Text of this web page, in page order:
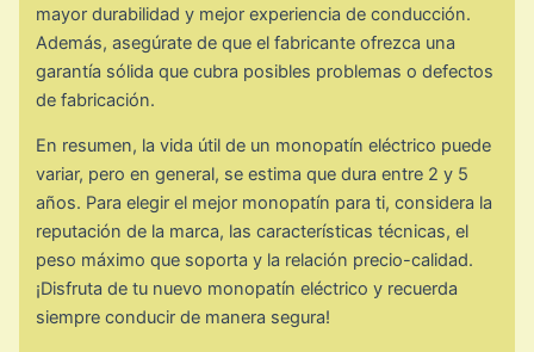
mayor durabilidad y mejor experiencia de conducción.
Además, asegúrate de que el fabricante ofrezca una
garantía sólida que cubra posibles problemas o defectos
de fabricación.
En resumen, la vida útil de un monopatín eléctrico puede
variar, pero en general, se estima que dura entre 2 y 5
años. Para elegir el mejor monopatín para ti, considera la
reputación de la marca, las características técnicas, el
peso máximo que soporta y la relación precio-calidad.
¡Disfruta de tu nuevo monopatín eléctrico y recuerda
siempre conducir de manera segura!